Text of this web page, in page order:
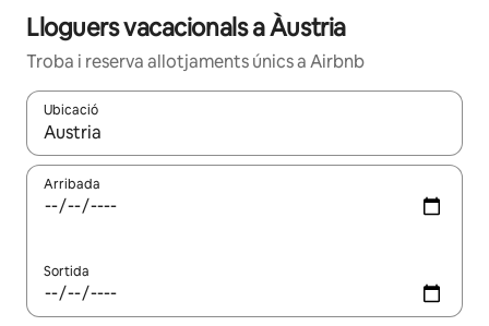
Lloguers vacacionals a Àustria
Troba i reserva allotjaments únics a Airbnb
Ubicació
Quan els resultats estiguin disponibles, podràs navegar-hi a
Arribada
Sortida